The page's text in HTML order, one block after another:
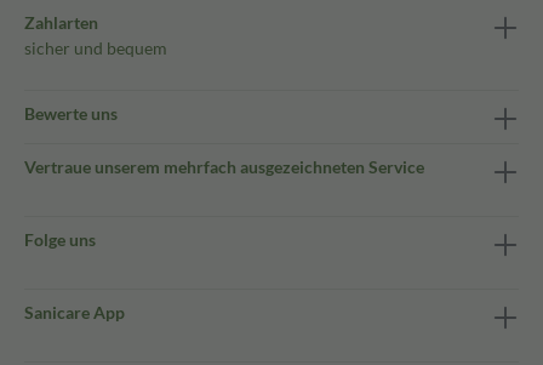
Zahlarten
sicher und bequem
Bewerte uns
Vertraue unserem mehrfach ausgezeichneten Service
Folge uns
Sanicare App